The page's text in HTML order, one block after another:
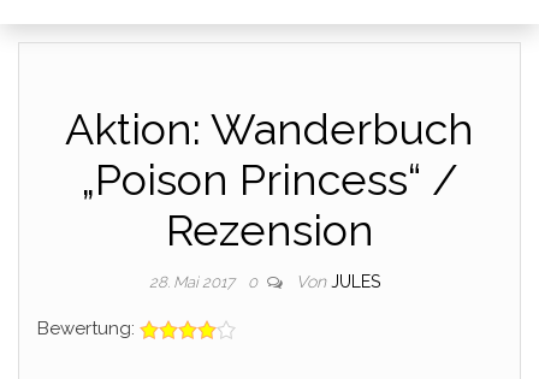
Aktion: Wanderbuch
„Poison Princess“ /
Rezension
28. Mai 2017 0 Von JULES
Bewertung: